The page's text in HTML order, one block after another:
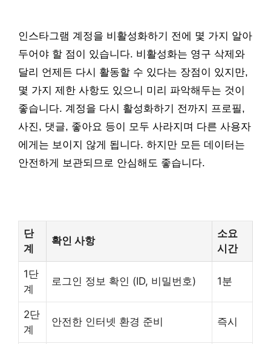
인스타그램 계정을 비활성화하기 전에 몇 가지 알아
두어야 할 점이 있습니다. 비활성화는 영구 삭제와
달리 언제든 다시 활동할 수 있다는 장점이 있지만,
몇 가지 제한 사항도 있으니 미리 파악해두는 것이
좋습니다. 계정을 다시 활성화하기 전까지 프로필,
사진, 댓글, 좋아요 등이 모두 사라지며 다른 사용자
에게는 보이지 않게 됩니다. 하지만 모든 데이터는
안전하게 보관되므로 안심해도 좋습니다.
단
계
확인 사항
소요
시간
1단
계
로그인 정보 확인 (ID, 비밀번호) 1분
2단
계
안전한 인터넷 환경 준비 즉시